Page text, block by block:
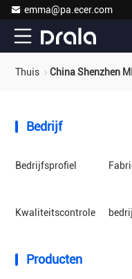
emma@pa.ecer.com
Thuis China Shenzhen
Bedrijf
Bedrijfsprofiel
Kwaliteitscontrole
Producten